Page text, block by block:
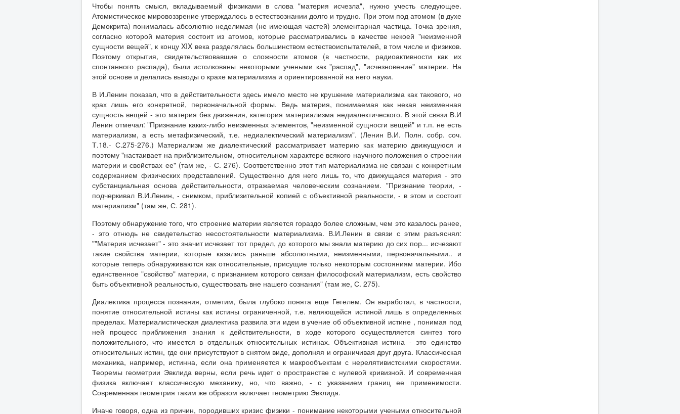
Чтобы понять смысл, вкладываемый физиками в слова "материя исчезла", нужно учесть следующее.
Атомистическое мировоззрение утверждалось в естествознании долго и трудно. При этом под атомом (в духе
Демокрита) понималась абсолютно неделимая (не имеющая частей) элементарная частица. Точка зрения,
согласно которой материя состоит из атомов, которые рассматривались в качестве некоей "неизменной
сущности вещей", к концу XIX века разделялась большинством естествоиспытателей, в том числе и физиков.
Поэтому открытия, свидетельствовавшие о сложности атомов (в частности, радиоактивности как их
спонтанного распада), были истолкованы некоторыми учеными как "распад", "исчезновение" материи. На
этой основе и делались выводы о крахе материализма и ориентированной на него науки.
В И.Ленин показал, что в действительности здесь имело место не крушение материализма как такового, но
крах лишь его конкретной, первоначальной формы. Ведь материя, понимаемая как некая неизменная
сущность вещей - это материя без движения, категория материализма недиалектического. В этой связи В.И
Ленин отмечал: "Признание каких-либо неизменных элементов, "неизменной сущносги вещей" и т.п. не есть
материализм, а есть метафизический, т.е. недиалектический материализм". (Ленин В.И. Полн. собр. соч.
Т.18.- С.275-276.) Материализм же диалектический рассматривает материю как материю движущуюся и
поэтому "настаивает на приблизительном, относительном характере всякого научного положения о строении
материи и свойствах ее" (там же, - С. 276). Соответственно этот тип материализма не связан с конкретным
содержанием физических представлений. Существенно для него лишь то, что движущаяся материя - это
субстанциальная основа действительности, отражаемая человеческим сознанием. "Признание теории, -
подчеркивал В.И.Ленин, - снимком, приблизительной копией с объективной реальности, - в этом и состоит
материализм" (там же, С. 281).
Поэтому обнаружение того, что строение материи является гораздо более сложным, чем это казалось ранее,
- это отнюдь не свидетельство несостоятельности материализма. В.И.Ленин в связи с этим разъяснял:
""Материя исчезает" - это значит исчезает тот предел, до которого мы знали материю до сих пор... исчезают
такие свойства материи, которые казались раньше абсолютными, неизменными, первоначальными.. и
которые теперь обнаруживаются как относительные, присущие только некоторым состояниям материи. Ибо
единственное "свойство" материи, с признанием которого связан философский материализм, есть свойство
быть объективной реальностью, существовать вне нашего сознания" (там же, С. 275).
Диалектика процесса познания, отметим, была глубоко понята еще Гегелем. Он выработал, в частности,
понятие относительной истины как истины ограниченной, т.е. являющейся истиной лишь в определенных
пределах. Материалистическая диалектика развила эти идеи в учение об объективной истине , понимая под
ней процесс приближения знания к действительности, в ходе которого осуществляется синтез того
положительного, что имеется в отдельных относительных истинах. Объективная истина - это единство
относительных истин, где они присутствуют в снятом виде, дополняя и ограничивая друг друга. Классическая
механика, например, истинна, если она применяется к макрообъектам с нерелятивистскими скоростями.
Теоремы геометрии Эвклида верны, если речь идет о пространстве с нулевой кривизной. И современная
физика включает классическую механику, но, что важно, - с указанием границ ее применимости.
Современная геометрия таким же образом включает геометрию Эвклида.
Иначе говоря, одна из причин, породивших кризис физики - понимание некоторыми учеными относительной